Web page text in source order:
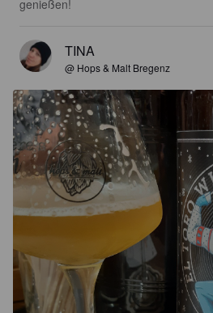
genießen!
TINA
@ Hops & Malt Bregenz